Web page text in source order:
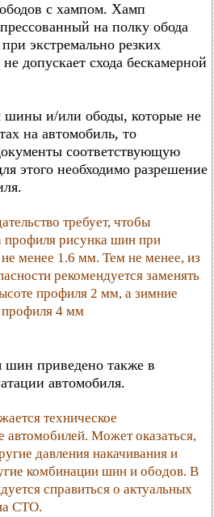
с хампом. Хамп
на полку обода
экстремально резких
допускает схода бескамерной
шины и/или ободы, которые не
на автомобиль, то
соответствующую
этого необходимо разрешение
требует, чтобы
профиля рисунка шин при
менее 1.6 мм. Тем не менее, из
рекомендуется заменять
профиля 2 мм, а зимние
4 мм
шин приведено также в
автомобиля.
техническое
автомобилей. Может оказаться,
давления накачивания и
комбинации шин и ободов. В
справиться о актуальных
СТО.